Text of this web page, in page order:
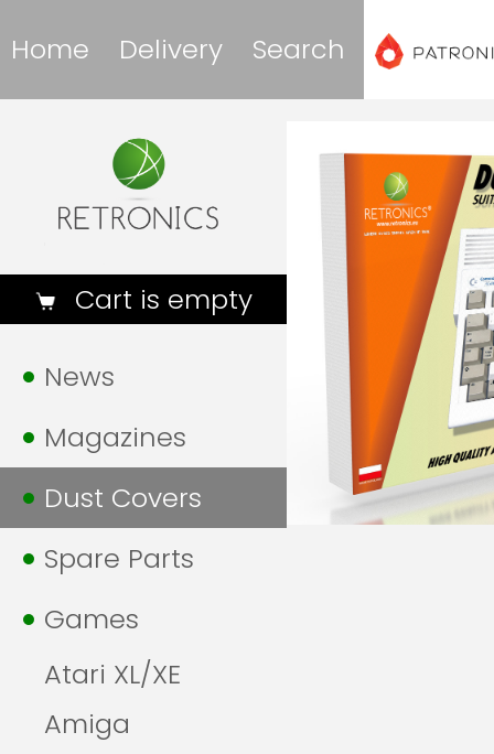
Home Delivery Search
Cart is empty
News
Magazines
Dust Covers
Spare Parts
Games
Atari XL/XE
Amiga